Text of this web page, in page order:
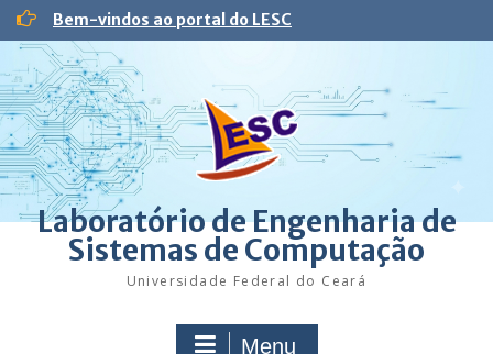
Skip
content
Bem-vindos ao portal do LESC
Laboratório de Engenharia de
Sistemas de Computação
Universidade Federal do Ceará
Menu